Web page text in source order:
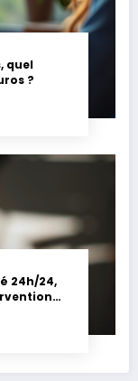
quel
?
24h/24,